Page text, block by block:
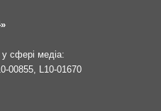
у сфері медіа:
00855, L10-01670